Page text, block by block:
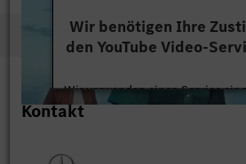
Wir benötigen Ihre
den YouTube Video-
Wir verwenden einen Service
um Videoinhalte einzubetten.
Kontakt